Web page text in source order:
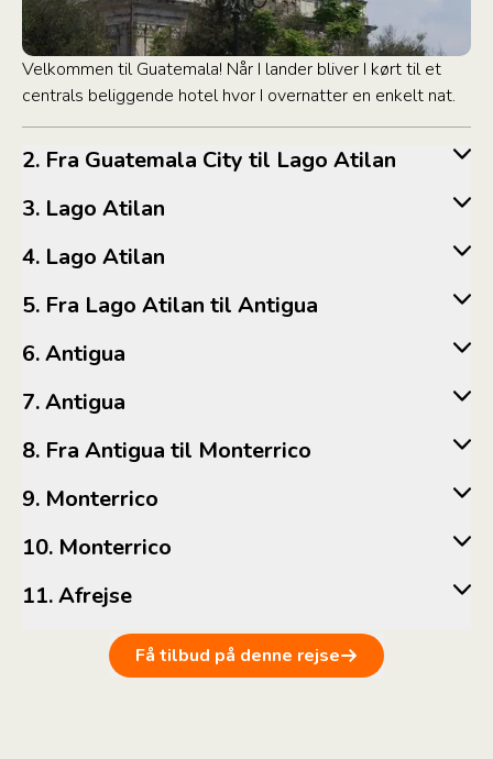
Velkommen til Guatemala! Når I lander bliver I kørt til et
centrals beliggende hotel hvor I overnatter en enkelt nat.
2. Fra Guatemala City til Lago Atilan
3. Lago Atilan
4. Lago Atilan
5. Fra Lago Atilan til Antigua
6. Antigua
7. Antigua
8. Fra Antigua til Monterrico
9. Monterrico
10. Monterrico
11. Afrejse
Få tilbud på denne rejse